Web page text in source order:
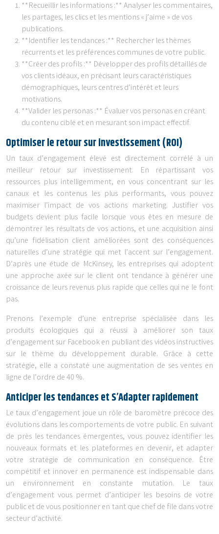
**Recueillir les informations :** Analyser les commentaires,
les partages, les clics et les mentions « j’aime » de vos
publications.
**Identifier les tendances :** Rechercher les thèmes
récurrents et les préférences communes de votre public.
**Créer des profils :** Développer des profils détaillés de
vos clients idéaux, en précisant leurs caractéristiques
démographiques, leurs centres d’intérêt et leurs
motivations.
**Valider les personas :** Évaluer vos personas en créant
du contenu ciblé et en mesurant son impact effectif.
Optimiser le retour sur investissement (ROI)
Un taux d’engagement élevé est directement corrélé à un
meilleur retour sur investissement. En répartissant vos
ressources plus intelligemment, en vous concentrant sur les
canaux et les contenus les plus performants, vous pouvez
maximiser l’impact de vos actions marketing. Justifier vos
budgets devient plus facile lorsque vous êtes en mesure de
démontrer les résultats de vos actions, et une acquisition ainsi
qu’une fidélisation client améliorées sont des conséquences
naturelles d’une stratégie qui met l’accent sur l’engagement.
D’après une étude de McKinsey, les entreprises qui adoptent
une approche axée sur le client ont tendance à générer une
croissance de leurs revenus plus rapide que celles qui ne le font
pas.
Prenons l’exemple d’une entreprise spécialisée dans les
produits écologiques qui a réussi à améliorer son taux
d’engagement sur Facebook en publiant des vidéos instructives
sur le thème du développement durable. Grâce à cette
stratégie, elle a constaté une augmentation de ses ventes en
ligne de l’ordre de 40 %.
Anticiper les tendances et S’Adapter rapidement
Le taux d’engagement joue un rôle de baromètre précoce des
évolutions dans les comportements de votre public. En suivant
de près les tendances émergentes, vous pouvez identifier les
nouveaux formats et les plateformes en devenir, et adapter
votre stratégie de communication en conséquence. Être
compétitif et innover en permanence est indispensable dans
un environnement en constante mutation. Le taux
d’engagement vous permet d’anticiper les besoins de votre
public et de vous positionner en tant que chef de file dans votre
secteur d’activité.